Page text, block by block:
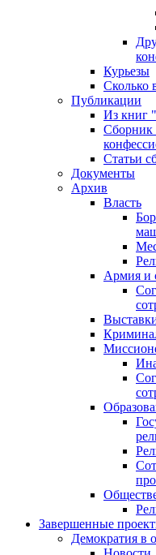
Курьезы
Сколько
Публикации
Из книг
Сборник
Статьи
Документы
Архив
Власть
Армия и
Завершенные
Демократия в